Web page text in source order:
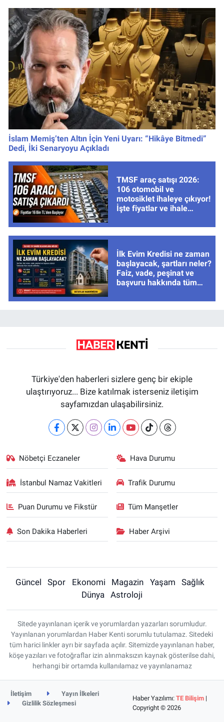
İslam Memiş’ten Altın İçin Yeni Uyarı: “Hikâye Bitmedi”
Dedi, İki Senaryoyu Açıkladı
TMSF araç satışı 2026:
106 otomobil ve
motosiklet ihaleye çıkıyor!
İşte fiyatlar ve ihale
İlk Evim Kredisi ne zaman
başlayacak, şartları neler?
Faiz, vade, peşinat ve
başvuru hakkında tüm
Türkiye'den haberleri sizlere genç bir ekiple
ulaştırıyoruz... Bize katılmak isterseniz iletişim
sayfamızdan ulaşabilirsiniz.
Nöbetçi Eczaneler Hava Durumu
İstanbul Namaz Vakitleri Trafik Durumu
Puan Durumu ve Fikstür Tüm Manşetler
Son Dakika Haberleri Haber Arşivi
Güncel Spor Ekonomi Magazin Yaşam
Sağlık
Dünya
Astroloji
Sitede yayınlanan içerik ve yorumlardan yazarları sorumludur.
Yayınlanan yorumlardan Haber Kenti sorumlu tutulamaz. Sitedeki
tüm harici linkler ayrı bir sayfada açılır. Sitemizde yayınlanan haber,
köşe yazıları ve fotoğraflar izin alınmaksızın kaynak gösterilse dahi,
herhangi bir ortamda kullanılamaz ve yayınlanamaz
İletişim
Yayın İlkeleri
Gizlilik Sözleşmesi
Haber Yazılımı:TE Bilişim |
Copyright © 2026